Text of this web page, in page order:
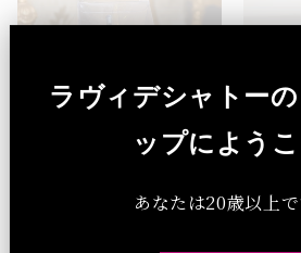
クリスタルボトルスト
グラ
ラヴィデシャトー
ップにようこ
あなたは20歳以上で